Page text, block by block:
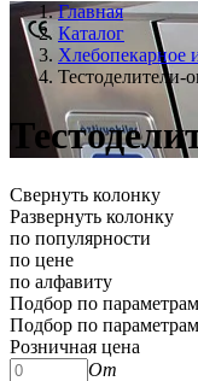
Главная
Каталог
Хлебопекарное
Тестоделители-
Свернуть колонку
Развернуть колонку
по популярности
по цене
по алфавиту
Подбор по параметрам
Подбор по параметрам
Розничная цена
От